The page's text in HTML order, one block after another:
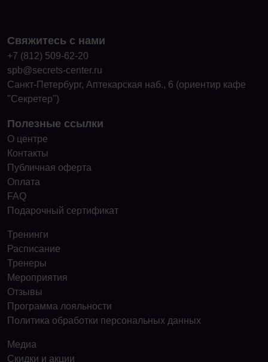
Свяжитесь с нами
+7 (812) 509-62-20
spb@secrets-center.ru
Санкт-Петербург, Аптекарская наб., 6 (ориентир кафе
"Секретер")
Полезные ссылки
О центре
Контакты
Публичная оферта
Оплата
FAQ
Подарочный сертификат
Тренинги
Расписание
Тренеры
Мероприятия
Отзывы
Программа лояльности
Политика обработки персональных данных
Медиа
Скидки и акции